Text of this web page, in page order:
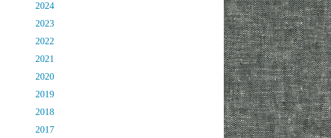
2024
2023
2022
2021
2020
2019
2018
2017